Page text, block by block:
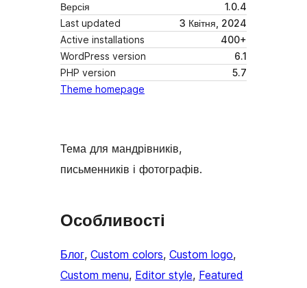
Версія
1.0.4
Last updated
3 Квітня, 2024
Active installations
400+
WordPress version
6.1
PHP version
5.7
Theme homepage
Тема для мандрівників,
письменників і фотографів.
Особливості
Блог, Custom colors, Custom logo
Custom menu, Editor style, Featured